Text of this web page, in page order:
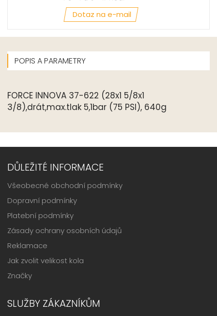
Dotaz na e-mail
POPIS A PARAMETRY
FORCE INNOVA 37-622 (28x1 5/8x1
3/8),drát,max.tlak 5,1bar (75 PSI), 640g
DŮLEŽITÉ INFORMACE
Všeobecné obchodní podmínky
Dopravní podmínky
Platební podmínky
Zásady ochrany osobních údajů
Reklamace
Jak zvolit velikost kola
Značky
SLUŽBY ZÁKAZNÍKŮM